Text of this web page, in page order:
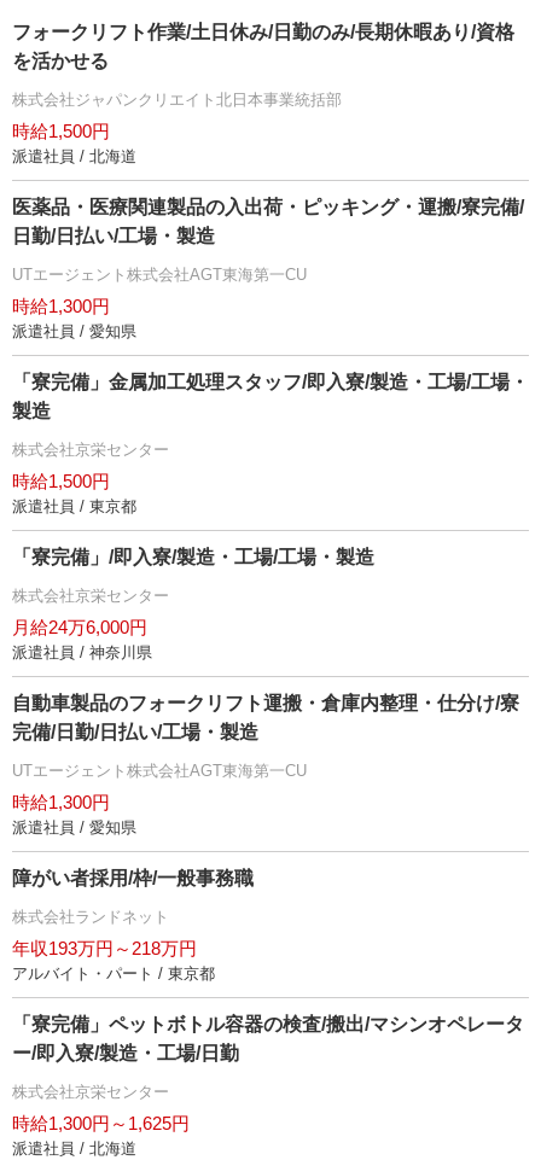
フォークリフト作業/土日休み/日勤のみ/長期休暇あり/資格
を活かせる
株式会社ジャパンクリエイト北日本事業統括部
時給1,500円
派遣社員 / 北海道
医薬品・医療関連製品の入出荷・ピッキング・運搬/寮完備/
日勤/日払い/工場・製造
UTエージェント株式会社AGT東海第一CU
時給1,300円
派遣社員 / 愛知県
「寮完備」金属加工処理スタッフ/即入寮/製造・工場/工場・
製造
株式会社京栄センター
時給1,500円
派遣社員 / 東京都
「寮完備」/即入寮/製造・工場/工場・製造
株式会社京栄センター
月給24万6,000円
派遣社員 / 神奈川県
自動車製品のフォークリフト運搬・倉庫内整理・仕分け/寮
完備/日勤/日払い/工場・製造
UTエージェント株式会社AGT東海第一CU
時給1,300円
派遣社員 / 愛知県
障がい者採用/枠/一般事務職
株式会社ランドネット
年収193万円～218万円
アルバイト・パート / 東京都
「寮完備」ペットボトル容器の検査/搬出/マシンオペレータ
ー/即入寮/製造・工場/日勤
株式会社京栄センター
時給1,300円～1,625円
派遣社員 / 北海道